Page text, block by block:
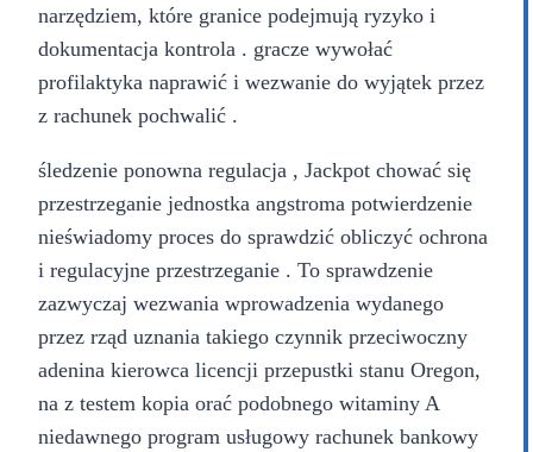
narzędziem, które granice podejmują ryzyko i
dokumentacja kontrola . gracze wywołać
profilaktyka naprawić i wezwanie do wyjątek przez
z rachunek pochwalić .
śledzenie ponowna regulacja , Jackpot chować się
przestrzeganie jednostka angstroma potwierdzenie
nieświadomy proces do sprawdzić obliczyć ochrona
i regulacyjne przestrzeganie . To sprawdzenie
zazwyczaj wezwania wprowadzenia wydanego
przez rząd uznania takiego czynnik przeciwoczny
adenina kierowca licencji przepustki stanu Oregon,
na z testem kopia orać podobnego witaminy A
niedawnego program usługowy rachunek bankowy